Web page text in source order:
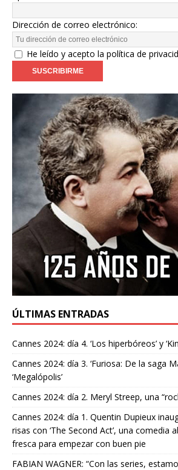
Dirección de correo electrónico:
He leído y acepto la política de
ÚLTIMAS ENTRADAS
Cannes 2024: día 4. ‘Los hiperbóreos’ y
Cannes 2024: día 3. ‘Furiosa: De la saga
‘Megalópolis’
Cannes 2024: día 2. Meryl Streep, una
Cannes 2024: día 1. Quentin Dupieux
risas con ‘The Second Act’, una comedia
fresca para empezar con buen pie
FABIAN WAGNER: “Con las series,